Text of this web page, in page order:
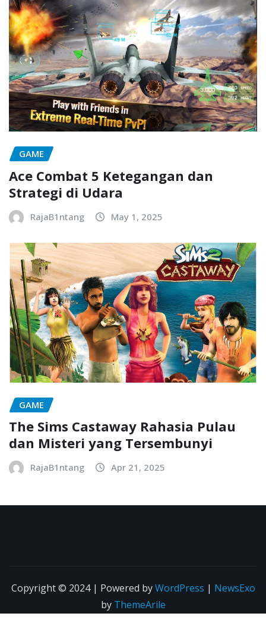
GAME
Ace Combat 5 Ketegangan dan
Strategi di Udara
RajaB1ntang May 1, 2025
GAME
The Sims Castaway Rahasia Pulau
dan Misteri yang Tersembunyi
RajaB1ntang Apr 21, 2025
Copyright © 2024 | Powered byWordPress | NewsExo
by ThemeArile